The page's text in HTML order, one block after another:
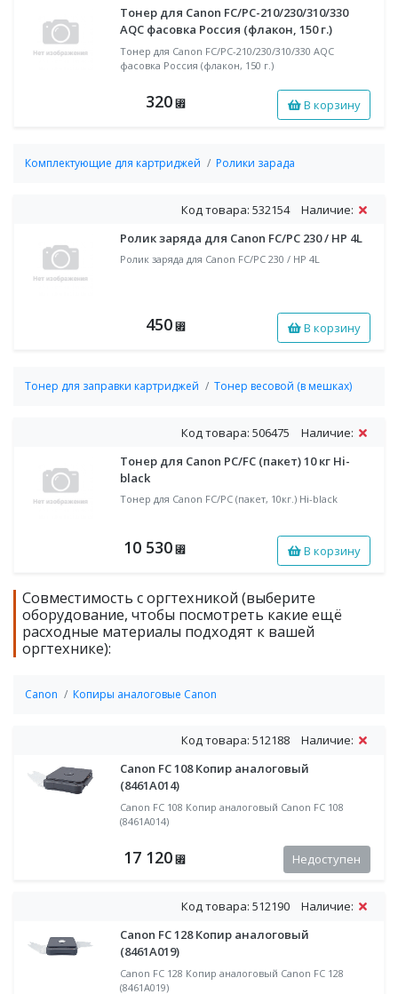
Тонер для Canon FС/PC-210/230/310/330
AQC фасовка Россия (флакон, 150 г.)
Тонер для Canon FС/PC-210/230/310/330 AQC
фасовка Россия (флакон, 150 г.)
320 ⃏ В корзину
Комплектующие для картриджей Ролики зарада
Код товара: 532154
Наличие:
Ролик заряда для Canon FC/PC 230 / HP 4L
Ролик заряда для Canon FC/PC 230 / HP 4L
450 ⃏ В корзину
Тонер для заправки картриджей Тонер весовой (в мешках)
Код товара: 506475
Наличие:
Тонер для Canon PC/FC (пакет) 10 кг Hi-
black
Тонер для Canon FC/PC (пакет, 10кг.) Hi-black
10 530 ⃏ В корзину
Совместимость с оргтехникой (выберите
оборудование, чтобы посмотреть какие ещё
расходные материалы подходят к вашей
оргтехнике):
Canon Копиры аналоговые Canon
Код товара: 512188
Наличие:
Canon FC 108 Копир аналоговый
(8461A014)
Canon FC 108 Копир аналоговый Canon FC 108
(8461A014)
17 120 ⃏ Недоступен
Код товара: 512190
Наличие:
Canon FC 128 Копир аналоговый
(8461A019)
Canon FC 128 Копир аналоговый Canon FC 128
(8461A019)